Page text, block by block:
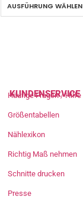
AUSFÜHRUNG WÄHLEN
KUNDENSERVICE
Häufige Fragen / Hilfe
Größentabellen
Nählexikon
Richtig Maß nehmen
Schnitte drucken
Presse